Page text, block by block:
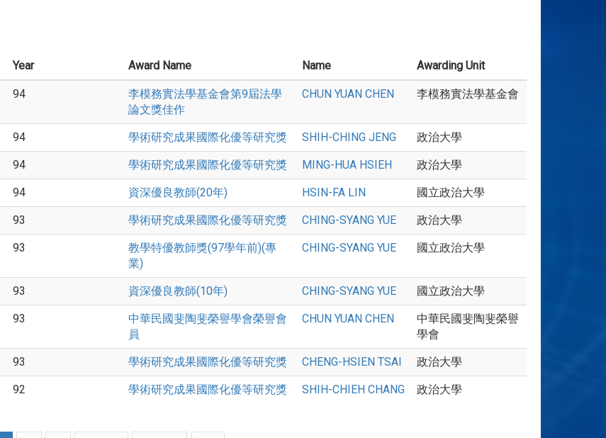
Year Award Name Name Awarding Unit
94
李模務實法學基金會第9屆法學
論文獎佳作
CHUN YUAN CHEN 李模務實法學基金會
94 學術研究成果國際化優等研究獎 SHIH-CHING JENG 政治大學
94 學術研究成果國際化優等研究獎 MING-HUA HSIEH 政治大學
94 資深優良教師(20年) HSIN-FA LIN 國立政治大學
93 學術研究成果國際化優等研究獎 CHING-SYANG YUE 政治大學
93
教學特優教師獎(97學年前)(專
業)
CHING-SYANG YUE 國立政治大學
93 資深優良教師(10年) CHING-SYANG YUE 國立政治大學
93
中華民國斐陶斐榮譽學會榮譽會
員
CHUN YUAN CHEN
中華民國斐陶斐榮譽
學會
93 學術研究成果國際化優等研究獎 CHENG-HSIEN TSAI 政治大學
92 學術研究成果國際化優等研究獎 SHIH-CHIEH CHANG 政治大學